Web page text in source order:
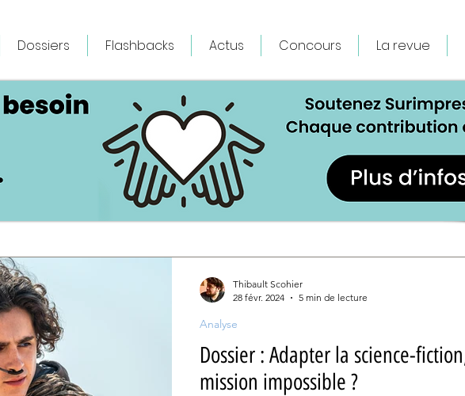
Dossiers Flashbacks Actus Concours La revue
Dossier : Adapter la science-
mission impossible ?
Analyse
Thibault Scohier
28 févr. 2024
5 min de lecture